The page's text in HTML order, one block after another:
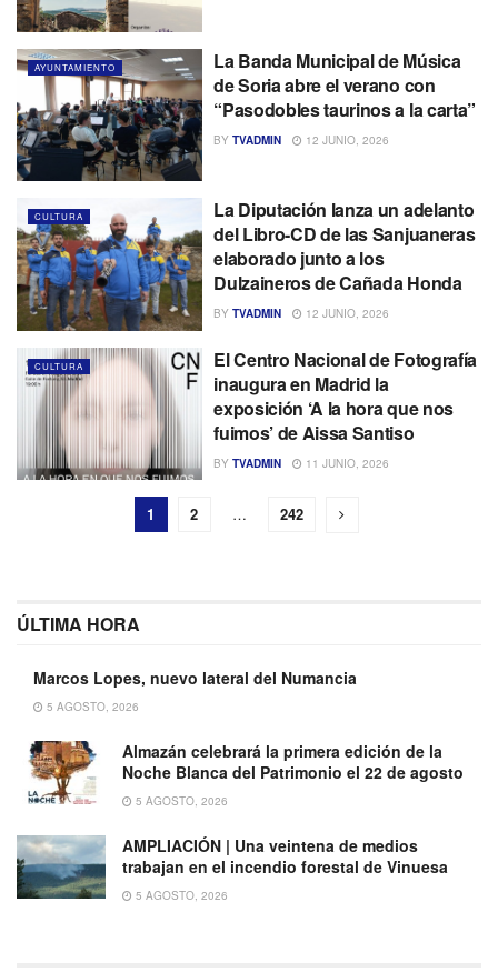
AYUNTAMIENTO
La Banda Municipal de Música
de Soria abre el verano con
“Pasodobles taurinos a la carta”
BY TVADMIN 12 JUNIO, 2026
CULTURA
La Diputación lanza un adelanto
del Libro-CD de las Sanjuaneras
elaborado junto a los
Dulzaineros de Cañada Honda
BY TVADMIN 12 JUNIO, 2026
CULTURA
El Centro Nacional de Fotografía
inaugura en Madrid la
exposición ‘A la hora que nos
fuimos’ de Aissa Santiso
BY TVADMIN 11 JUNIO, 2026
1 2 … 242
ÚLTIMA HORA
Marcos Lopes, nuevo lateral del Numancia
5 AGOSTO, 2026
Almazán celebrará la primera edición de la
Noche Blanca del Patrimonio el 22 de agosto
5 AGOSTO, 2026
AMPLIACIÓN | Una veintena de medios
trabajan en el incendio forestal de Vinuesa
5 AGOSTO, 2026